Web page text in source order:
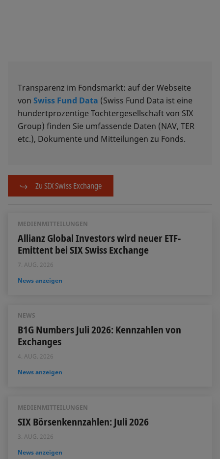
Transparenz im Fondsmarkt: auf der Webseite
von Swiss Fund Data (Swiss Fund Data ist eine
hundertprozentige Tochtergesellschaft von SIX
Group) finden Sie umfassende Daten (NAV, TER
etc.), Dokumente und Mitteilungen zu Fonds.
Zu SIX Swiss Exchange
MEDIENMITTEILUNGEN
Allianz Global Investors wird neuer ETF-
Emittent bei SIX Swiss Exchange
7. AUG. 2026
News anzeigen
NEWS
B1G Numbers Juli 2026: Kennzahlen von
Exchanges
4. AUG. 2026
News anzeigen
MEDIENMITTEILUNGEN
SIX Börsenkennzahlen: Juli 2026
3. AUG. 2026
News anzeigen